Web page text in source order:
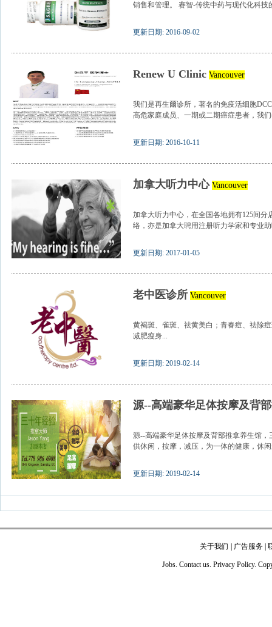
销售和管理。 赛智-传统中药与现代化科技
更新日期: 2016-09-02
Renew U Clinic Vancouver
我们是再生爾诊所，著名的免疫活细胞
高危家庭成员、一期或二期癌症患者，我
更新日期: 2016-10-11
加拿大听力中心 Vancouver
加拿大听力中心，在全国各地拥有125间
络，亦是加拿大聘用注册听力学家和专业
更新日期: 2017-01-05
老中医诊所 Vancouver
黄褐斑、雀斑、祛黄美白；青春痘、祛除
减肥瘦身...
更新日期: 2019-02-14
源--高端豪华足体按摩及背
源--高端豪华足体按摩及背部推拿养生馆，
供休闲，按摩，减压，为一体的健康，休
更新日期: 2019-02-14
关于我们 广告服务
Jobs. Contact us. Privacy Policy.